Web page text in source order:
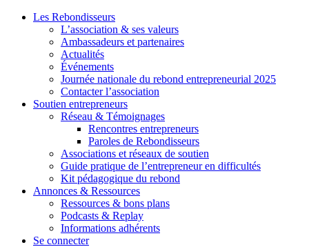
Les Rebondisseurs
L’association & ses valeurs
Ambassadeurs et partenaires
Actualités
Événements
Journée nationale du rebond entrepreneurial 2025
Contacter l’association
Soutien entrepreneurs
Réseau & Témoignages
Rencontres entrepreneurs
Paroles de Rebondisseurs
Associations et réseaux de soutien
Guide pratique de l’entrepreneur en difficultés
Kit pédagogique du rebond
Annonces & Ressources
Ressources & bons plans
Podcasts & Replay
Informations adhérents
Se connecter